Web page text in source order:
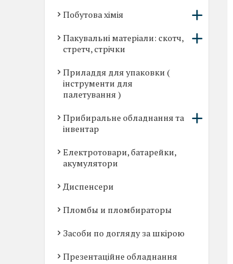
Побутова хімія
Пакувальні матеріали: скотч,
стретч, стрічки
Приладдя для упаковки (
інструменти для
палетування )
Прибиральне обладнання та
інвентар
Електротовари, батарейки,
акумулятори
Диспенсери
Пломбы и пломбираторы
Засоби по догляду за шкірою
Презентаційне обладнання